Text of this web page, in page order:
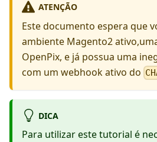
ATENÇÃO
Este documento espera que
ambiente Magento2
OpenPix, e já possua uma
com um webhook ativo do
DICA
Para utilizar este tutorial é